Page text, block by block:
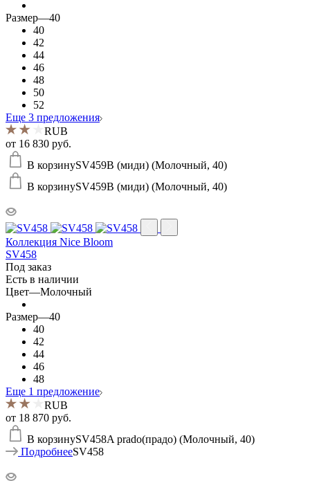
Размер—40
40
42
44
46
48
50
52
Еще 3 предложения
RUB
от 16 830 руб.
В корзинуSV459B (миди) (Молочный, 40)
В корзинуSV459B (миди) (Молочный, 40)
Коллекция Nice Bloom
SV458
Под заказ
Есть в наличии
Цвет—Молочный
Размер—40
40
42
44
46
48
Еще 1 предложение
RUB
от 18 870 руб.
В корзинуSV458A prado(прадо) (Молочный, 40)
ПодробнееSV458